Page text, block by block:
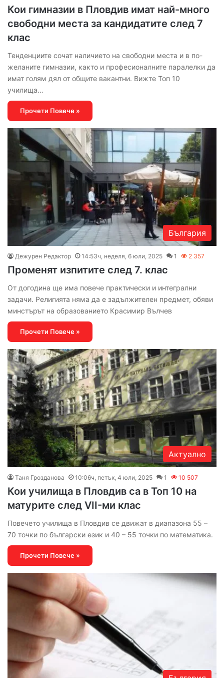
Кои гимназии в Пловдив имат най-много
свободни места за кандидатите след 7
клас
Тенденциите сочат наличието на свободни места и в по-
желаните гимназии, както и професионалните паралелки да
имат голям дял от общите вакантни. Вижте Топ 10
училища…
Прочети Повече »
България
Дежурен Редактор 14:53ч, неделя, 6 юли, 2025 1 2 357
Променят изпитите след 7. клас
От догодина ще има повече практически и интегрални
задачи. Религията няма да е задължителен предмет, обяви
минстърът на образованието Красимир Вълчев
Прочети Повече »
Актуално
Таня Грозданова 10:06ч, петък, 4 юли, 2025 1 10 507
Кои училища в Пловдив са в Топ 10 на
матурите след VII-ми клас
Повечето училища в Пловдив се движат в диапазона 55 –
70 точки по български език и 40 – 55 точки по математика.
Прочети Повече »